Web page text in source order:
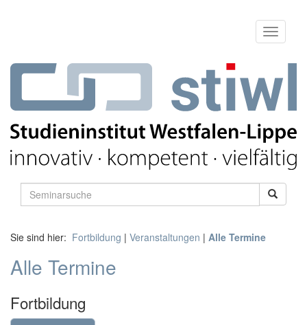
Sie sind hier: Fortbildung | Veranstaltungen | Alle Termine
Alle Termine
Fortbildung